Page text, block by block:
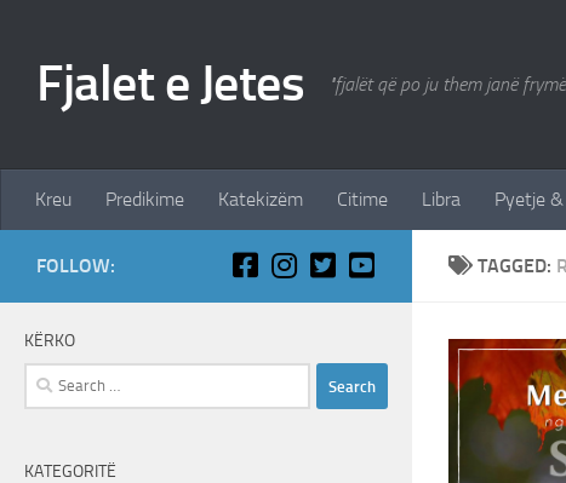
Fjalet e Jetes "fjalët që po ju them janë
Kreu Predikime Katekizëm Citime Libra Pyetje
TAGGED:
FOLLOW:
KËRKO
Search
for:
KATEGORITË